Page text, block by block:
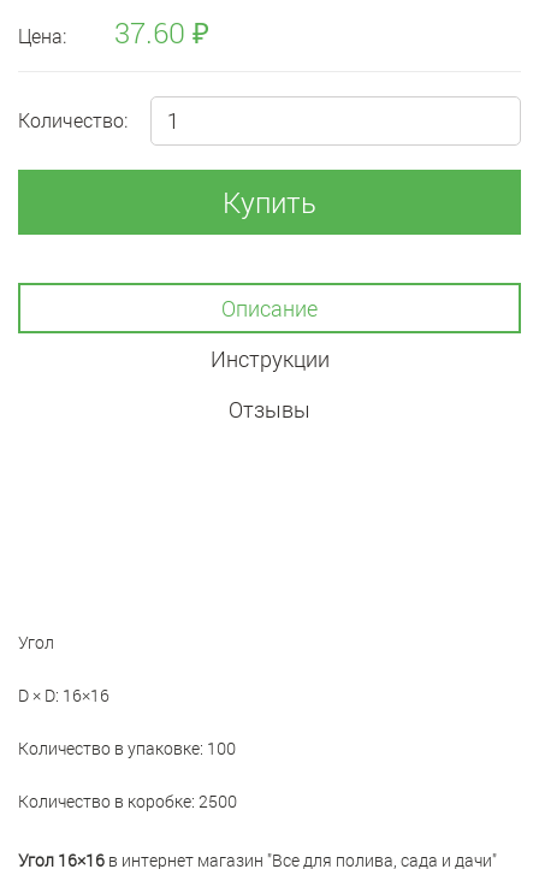
Цена: 37.60 ₽
Количество:
Купить
Описание
Инструкции
Отзывы
Угол
D × D: 16×16
Количество в упаковке: 100
Количество в коробке: 2500
Угол 16×16 в интернет магазин "Все для полива, сада и дачи"